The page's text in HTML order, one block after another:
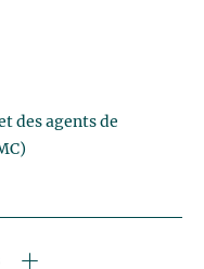
des agents de